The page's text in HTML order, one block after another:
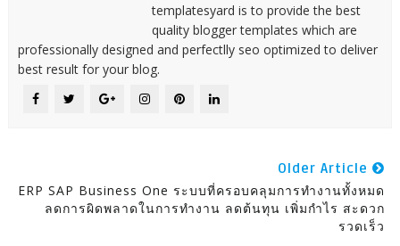
templatesyard is to provide the best
quality blogger templates which are
professionally designed and perfectlly seo optimized to deliver
best result for your blog.
Older Article
ERP SAP Business One ระบบที่ครอบคลุมการทำงานทั้งหมด
ลดการผิดพลาดในการทำงาน ลดต้นทุน เพิ่มกำไร สะดวก
รวดเร็ว